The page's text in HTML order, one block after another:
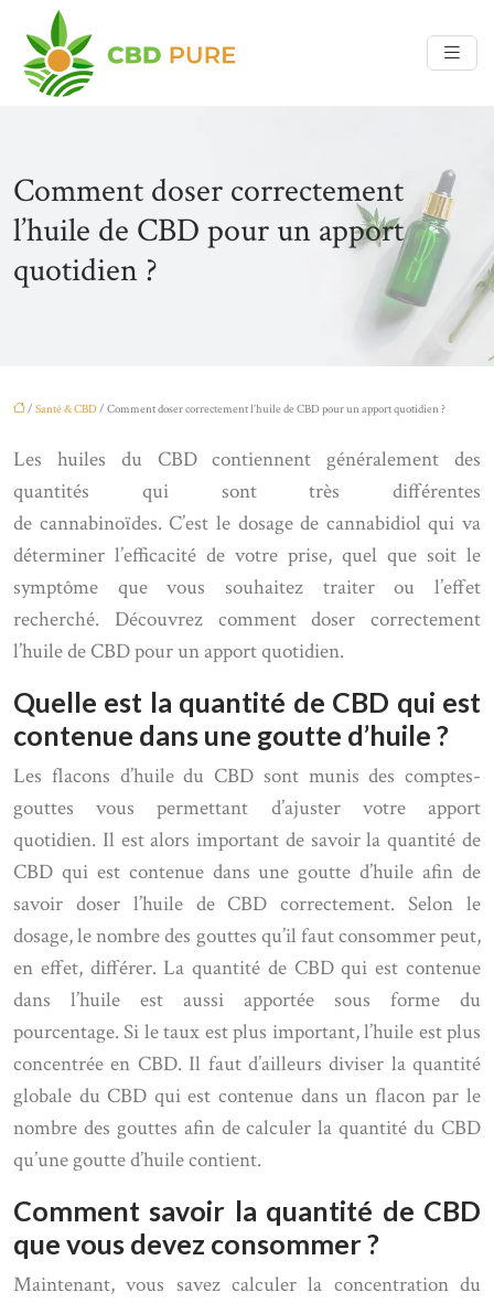
Comment doser correctement
l’huile de CBD pour un apport
quotidien ?
/ Santé & CBD/ Comment doser correctement l’huile de CBD pour un apport quotidien ?
Les huiles du CBD contiennent généralement des
quantités qui sont très différentes
de cannabinoïdes. C’est le dosage de cannabidiol qui va
déterminer l’efficacité de votre prise, quel que soit le
symptôme que vous souhaitez traiter ou l’effet
recherché. Découvrez comment doser correctement
l’huile de CBD pour un apport quotidien.
Quelle est la quantité de CBD qui est
contenue dans une goutte d’huile ?
Les flacons d’huile du CBD sont munis des comptes-
gouttes vous permettant d’ajuster votre apport
quotidien. Il est alors important de savoir la quantité de
CBD qui est contenue dans une goutte d’huile afin de
savoir doser l’huile de CBD correctement. Selon le
dosage, le nombre des gouttes qu’il faut consommer peut,
en effet, différer. La quantité de CBD qui est contenue
dans l’huile est aussi apportée sous forme du
pourcentage. Si le taux est plus important, l’huile est plus
concentrée en CBD. Il faut d’ailleurs diviser la quantité
globale du CBD qui est contenue dans un flacon par le
nombre des gouttes afin de calculer la quantité du CBD
qu’une goutte d’huile contient.
Comment savoir la quantité de CBD
que vous devez consommer ?
Maintenant, vous savez calculer la concentration du